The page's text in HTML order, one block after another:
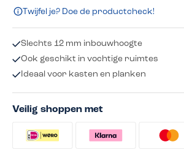
Twijfel je? Doe de productcheck!
Slechts 12 mm inbouwhoogte
Ook geschikt in vochtige ruimtes
Ideaal voor kasten en planken
Veilig shoppen met